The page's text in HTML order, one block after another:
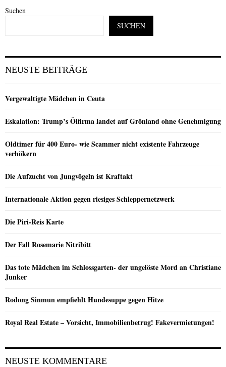
Suchen
SUCHEN
NEUSTE BEITRÄGE
Vergewaltigte Mädchen in Ceuta
Eskalation: Trump’s Ölfirma landet auf Grönland ohne Genehmigung
Oldtimer für 400 Euro- wie Scammer nicht existente Fahrzeuge
verhökern
Die Aufzucht von Jungvögeln ist Kraftakt
Internationale Aktion gegen riesiges Schleppernetzwerk
Die Piri-Reis Karte
Der Fall Rosemarie Nitribitt
Das tote Mädchen im Schlossgarten- der ungelöste Mord an Christiane
Junker
Rodong Sinmun empfiehlt Hundesuppe gegen Hitze
Royal Real Estate – Vorsicht, Immobilienbetrug! Fakevermietungen!
NEUSTE KOMMENTARE